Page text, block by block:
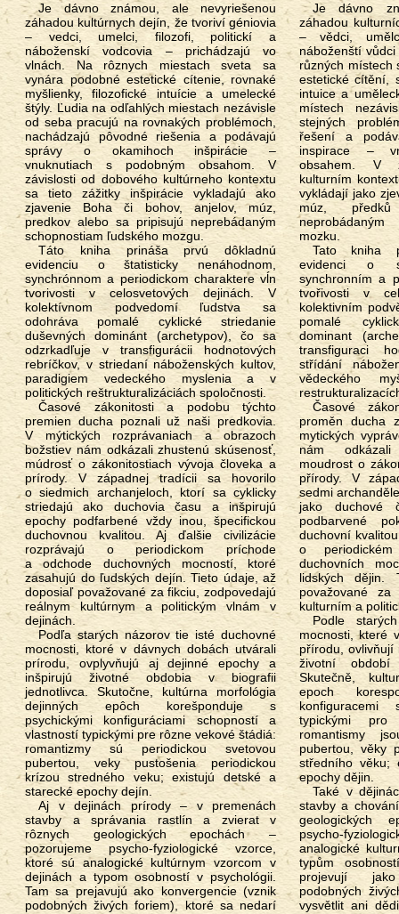
Je dávno známou, ale nevyriešenou
záhadou kultúrnych dejín, že tvoriví géniovia
– vedci, umelci, filozofi, politickí a
náboženskí vodcovia – prichádzajú vo
vlnách. Na rôznych miestach sveta sa
vynára podobné estetické cítenie, rovnaké
myšlienky, filozofické intuície a umelecké
štýly. Ľudia na odľahlých miestach nezávisle
od seba pracujú na rovnakých problémoch,
nachádzajú pôvodné riešenia a podávajú
správy o okamihoch inšpirácie –
vnuknutiach s podobným obsahom. V
závislosti od dobového kultúrneho kontextu
sa tieto zážitky inšpirácie vykladajú ako
zjavenie Boha či bohov, anjelov, múz,
predkov alebo sa pripisujú neprebádaným
schopnostiam ľudského mozgu.
Táto kniha prináša prvú dôkladnú
evidenciu o štatisticky nenáhodnom,
synchrónnom a periodickom charaktere vĺn
tvorivosti v celosvetových dejinách. V
kolektívnom podvedomí ľudstva sa
odohráva pomalé cyklické striedanie
duševných dominánt (archetypov), čo sa
odzrkadľuje v transfigurácii hodnotových
rebríčkov, v striedaní náboženských kultov,
paradigiem vedeckého myslenia a v
politických reštrukturalizáciách spoločnosti.
Časové zákonitosti a podobu týchto
premien ducha poznali už naši predkovia.
V mýtických rozprávaniach a obrazoch
božstiev nám odkázali zhustenú skúsenosť,
múdrosť o zákonitostiach vývoja človeka a
prírody. V západnej tradícii sa hovorilo
o siedmich archanjeloch, ktorí sa cyklicky
striedajú ako duchovia času a inšpirujú
epochy podfarbené vždy inou, špecifickou
duchovnou kvalitou. Aj ďalšie civilizácie
rozprávajú o periodickom príchode
a odchode duchovných mocností, ktoré
zasahujú do ľudských dejín. Tieto údaje, až
doposiaľ považované za fikciu, zodpovedajú
reálnym kultúrnym a politickým vlnám v
dejinách.
Podľa starých názorov tie isté duchovné
mocnosti, ktoré v dávnych dobách utvárali
prírodu, ovplyvňujú aj dejinné epochy a
inšpirujú životné obdobia v biografii
jednotlivca. Skutočne, kultúrna morfológia
dejinných epôch korešponduje s
psychickými konfiguráciami schopností a
vlastností typickými pre rôzne vekové štádiá:
romantizmy sú periodickou svetovou
pubertou, veky pustošenia periodickou
krízou stredného veku; existujú detské a
starecké epochy dejín.
Aj v dejinách prírody – v premenách
stavby a správania rastlín a zvierat v
rôznych geologických epochách –
pozorujeme psycho-fyziologické vzorce,
ktoré sú analogické kultúrnym vzorcom v
dejinách a typom osobností v psychológii.
Tam sa prejavujú ako konvergencie (vznik
podobných živých foriem), ktoré sa nedarí
Je dávno známou, ale nevyřešenou
záhadou
– vědci,
náboženští
různých místech
estetické cítění,
intuice a
místech
stejných
řešení a
inspirace –
obsahem. V
kulturním
vykládají jako
múz,
mozku.
Tato kniha přináší první důkladnou
evidenci o
synchronním a
tvořivosti v
kolektivním
pomalé
dominant
transfiguraci
střídání
vědeckého
Časové zákonitosti a podobu těchto
proměn ducha
mytických
nám odkázali
moudrost o
přírody. V
sedmi
jako duchové
podbarvené
duchovní
o
duchovních
lidských dějin.
považované
kulturním a
Podle starých názorů tytéž duchovní
mocnosti, které
přírodu, ovlivňují
životní
Skutečně,
epoch
konfiguracemi
typickými
romantismy
pubertou, věky
středního věku;
epochy dějin.
Také v dějinách přírody – v proměnách
stavby a
geologických
psycho-
analogické
typům
projevují
podobných
vysvětlit ani